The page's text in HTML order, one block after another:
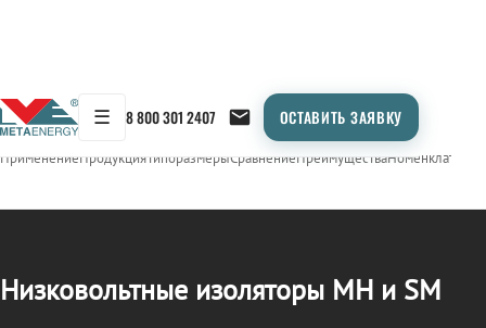
☰ 8 800 301 2407 ОСТАВИТЬ ЗАЯВКУ
← Продукция/ИЗОЛЯТОРЫ НИЗКОВОЛЬТНЫЕ (МН, SM)
ПрименениеПродукцияТипоразмерыСравнениеПреимуществаНоменклатура
Низковольтные изоляторы МН и SM